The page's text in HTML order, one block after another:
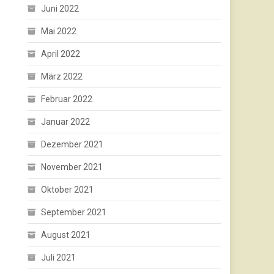
Juni 2022
Mai 2022
April 2022
März 2022
Februar 2022
Januar 2022
Dezember 2021
November 2021
Oktober 2021
September 2021
August 2021
Juli 2021